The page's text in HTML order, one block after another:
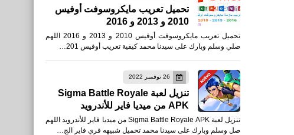
تحميل تعريب مايكروسوفت أوفيس
2010 و 2013 و 2016
تحميل تعريب مايكروسوفت أوفيس 2010 و 2013 و 2016 اللهم
صلي وسلم وبارك على سيدنا محمد كيفية تعريب أوفيس 201…
26 نوفمبر 2022
تنزيل لعبة Sigma Battle Royale
APK من ميديا فاير للأندرويد
تنزيل لعبة Sigma Battle Royale APK من ميديا فاير للأندرويد اللهم
صل وسلم وبارك على سيدنا محمد تحميل شبيهه فري فاير الج…
العاب
متطلبات تشغيل لعبة Marvel’s
Guardians of the Galaxy
على الكمبيوتر